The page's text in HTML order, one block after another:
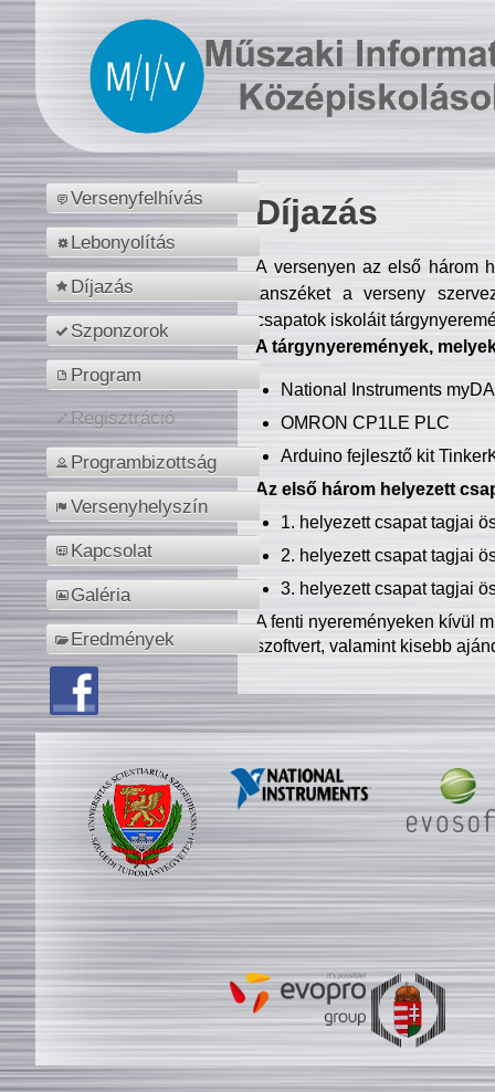
Versenyfelhívás
Lebonyolítás
Díjazás
Szponzorok
Program
Regisztráció
Programbizottság
Versenyhelyszín
Kapcsolat
Galéria
Eredmények
Díjazás
A versenyen az első három
tanszéket a verseny
csapatok iskoláit
A tárgynyeremények,
National Instruments
OMRON CP1LE PLC
Arduino fejlesztő kit
Az első három helyezett
1. helyezett csapat tagjai
2. helyezett csapat tagjai
3. helyezett csapat tagjai
A fenti nyereményeken kívül
szoftvert, valamint kisebb